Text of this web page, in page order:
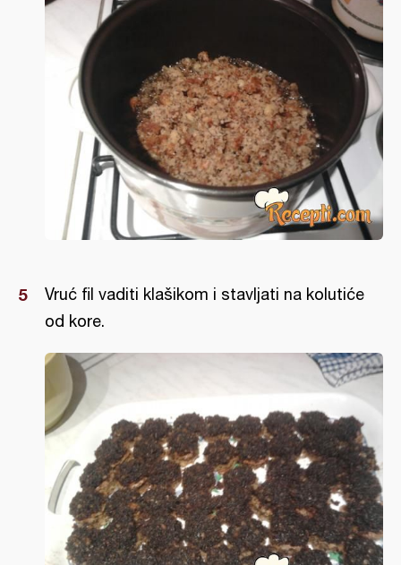
Vruć fil vaditi klašikom i stavljati na kolutiće
od kore.